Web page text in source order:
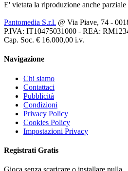
E' vietata la riproduzione anche
Pantomedia S.r.l. @ Via Piave, 74 -
P.IVA: IT10475031000 - REA:
Cap. Soc. € 16.000,00 i.v.
Navigazione
Chi siamo
Contattaci
Pubblicità
Condizioni
Privacy Policy
Cookies Policy
Impostazioni Privacy
Registrati Gratis